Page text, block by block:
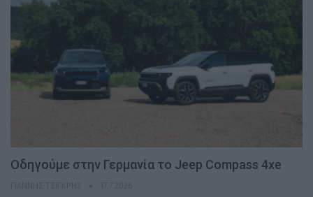
Οδηγούμε στην Γερμανία το Jeep Compass 4xe